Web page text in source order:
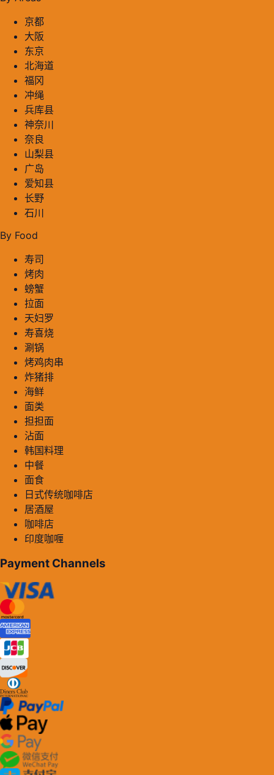
京都
大阪
东京
北海道
福冈
冲绳
兵库县
神奈川
奈良
山梨县
广岛
爱知县
长野
石川
By Food
寿司
烤肉
螃蟹
拉面
天妇罗
寿喜烧
涮锅
烤鸡肉串
炸猪排
海鲜
面类
担担面
沾面
韩国料理
中餐
面食
日式传统咖啡店
居酒屋
咖啡店
印度咖喱
Payment Channels